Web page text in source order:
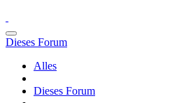
Dieses Forum
Alles
Dieses Forum